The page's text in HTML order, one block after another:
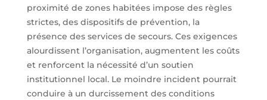
proximité de zones habitées impose des règles
strictes, des dispositifs de prévention, la
présence des services de secours. Ces exigences
alourdissent l’organisation, augmentent les coûts
et renforcent la nécessité d’un soutien
institutionnel local. Le moindre incident pourrait
conduire à un durcissement des conditions